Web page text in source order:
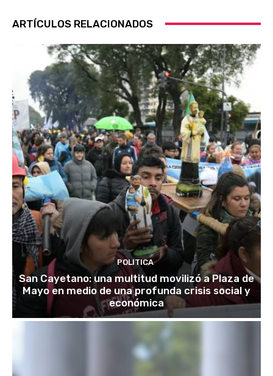
ARTÍCULOS RELACIONADOS
POLITICA
San Cayetano: una multitud movilizó a Plaza de
Mayo en medio de una profunda crisis social y
económica